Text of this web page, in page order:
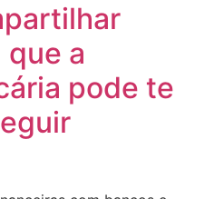
que a
pode te